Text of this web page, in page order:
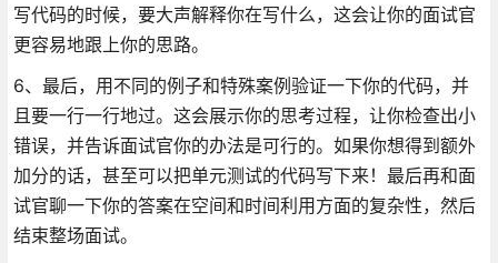
写代码的时候，要大声解释你在写什么，这会让你的面试官
更容易地跟上你的思路。
6、最后，用不同的例子和特殊案例验证一下你的代码，并
且要一行一行地过。这会展示你的思考过程，让你检查出小
错误，并告诉面试官你的办法是可行的。如果你想得到额外
加分的话，甚至可以把单元测试的代码写下来！最后再和面
试官聊一下你的答案在空间和时间利用方面的复杂性，然后
结束整场面试。